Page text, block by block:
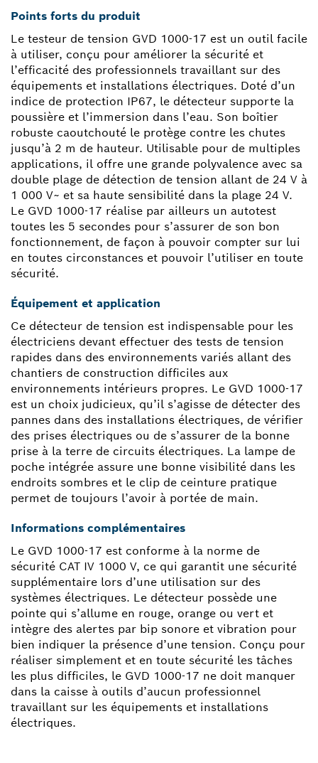
Points forts du produit
Le testeur de tension GVD 1000-17 est un outil facile
à utiliser, conçu pour améliorer la sécurité et
l’efficacité des professionnels travaillant sur des
équipements et installations électriques. Doté d’un
indice de protection IP67, le détecteur supporte la
poussière et l’immersion dans l’eau. Son boîtier
robuste caoutchouté le protège contre les chutes
jusqu’à 2 m de hauteur. Utilisable pour de multiples
applications, il offre une grande polyvalence avec sa
double plage de détection de tension allant de 24 V à
1 000 V~ et sa haute sensibilité dans la plage 24 V.
Le GVD 1000-17 réalise par ailleurs un autotest
toutes les 5 secondes pour s’assurer de son bon
fonctionnement, de façon à pouvoir compter sur lui
en toutes circonstances et pouvoir l’utiliser en toute
sécurité.
Équipement et application
Ce détecteur de tension est indispensable pour les
électriciens devant effectuer des tests de tension
rapides dans des environnements variés allant des
chantiers de construction difficiles aux
environnements intérieurs propres. Le GVD 1000-17
est un choix judicieux, qu’il s’agisse de détecter des
pannes dans des installations électriques, de vérifier
des prises électriques ou de s’assurer de la bonne
prise à la terre de circuits électriques. La lampe de
poche intégrée assure une bonne visibilité dans les
endroits sombres et le clip de ceinture pratique
permet de toujours l’avoir à portée de main.
Informations complémentaires
Le GVD 1000-17 est conforme à la norme de
sécurité CAT IV 1000 V, ce qui garantit une sécurité
supplémentaire lors d’une utilisation sur des
systèmes électriques. Le détecteur possède une
pointe qui s’allume en rouge, orange ou vert et
intègre des alertes par bip sonore et vibration pour
bien indiquer la présence d’une tension. Conçu pour
réaliser simplement et en toute sécurité les tâches
les plus difficiles, le GVD 1000-17 ne doit manquer
dans la caisse à outils d’aucun professionnel
travaillant sur les équipements et installations
électriques.